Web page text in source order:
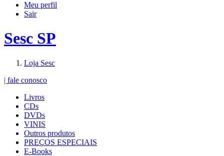
Meu perfil
Sair
Sesc SP
Loja Sesc
| fale conosco
Livros
CDs
DVDs
VINIS
Outros produtos
PREÇOS ESPECIAIS
E-Books